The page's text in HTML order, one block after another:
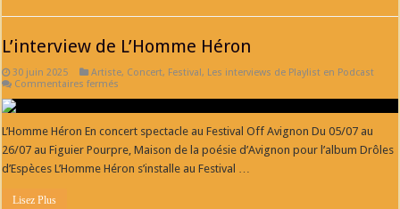
L’interview de L’Homme Héron
30 juin 2025 Artiste, Concert, Festival, Les interviews de Playlist en Podcast
Commentaires fermés
Héron
L’Homme Héron En concert spectacle au Festival Off Avignon Du 05/07 au
26/07 au Figuier Pourpre, Maison de la poésie d’Avignon pour l’album Drôles
d’Espèces L’Homme Héron s’installe au Festival …
Lisez Plus